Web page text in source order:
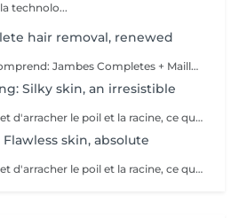
technolo...
hair removal, renewed
L'epilation complete comprend: Jambes Completes + Maillot intégral + Aisselles + Sourcils + Duvet Épilation à la cire permet d'arracher le poil et la racine, ce qui a pour effet de ralentir la repousse de quelques semaines. De plus, le poil qui repoussera sera plus fin. L'épilation à la cire est une méthode efficace pour tous les types de poils. La cire tiède est utilisée sur la majorité des régions corporelles. Pour les régions plus sensibles, comme les aisselles et le bikini, c'est plutôt la cire chaude qui est utilisée afin de minimiser les risques d'ecchymoses dus à une traction trop forte.
Silky skin, an irresistible
Épilation à la cire permet d'arracher le poil et la racine, ce qui a pour effet de ralentir la repousse de quelques semaines. De plus, le poil qui repoussera sera plus fin. L'épilation à la cire est une méthode efficace pour tous les types de poils. La cire tiède est utilisée sur la majorité des régions corporelles. Pour les régions plus sensibles, comme les aisselles et le bikini, c'est plutôt la cire chaude qui est utilisée afin de minimiser les risques d'ecchymoses dus à une traction trop forte.
skin, absolute
Épilation à la cire permet d'arracher le poil et la racine, ce qui a pour effet de ralentir la repousse de quelques semaines. De plus, le poil qui repoussera sera plus fin. L'épilation à la cire est une méthode efficace pour tous les types de poils. La cire tiède est utilisée sur la majorité des régions corporelles. Pour les régions plus sensibles, comme les aisselles et le bikini, c'est plutôt la cire chaude qui est utilisée afin de minimiser les risques d'ecchymoses dus à une traction trop forte.